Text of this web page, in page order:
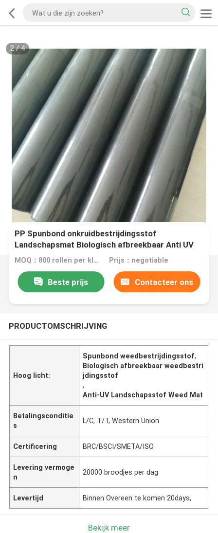
2/4
PP Spunbond onkruidbestrijdingsstof
Landschapsmat Biologisch afbreekbaar Anti UV
MOQ：800 rollen per kleur Prijs：negotiable
Beste prijs Contacteer ons
PRODUCTOMSCHRIJVING
Hoog licht:
Spunbond weedbestrijdingsstof,
Biologisch afbreekbaar weedbestri
jdingsstof
,
Anti-UV Landschapsstof Weed Mat
Betalingsconditie
s
L/C, T/T, Western Union
Certificering BRC/BSCI/SMETA/ISO
Levering vermoge
n
20000 broodjes per dag
Levertijd Binnen Overeen te komen 20days,
Bekijk meer